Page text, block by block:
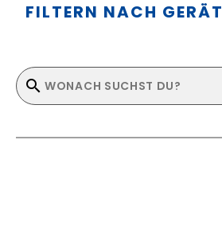
FILTERN NACH GERÄT